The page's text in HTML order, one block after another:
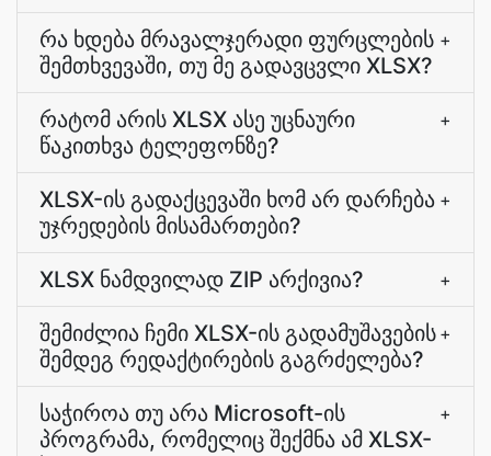
რა ხდება მრავალჯერადი ფურცლების
შემთხვევაში, თუ მე გადავცვლი XLSX?
+
რატომ არის XLSX ასე უცნაური
წაკითხვა ტელეფონზე?
+
XLSX-ის გადაქცევაში ხომ არ დარჩება
უჯრედების მისამართები?
+
XLSX ნამდვილად ZIP არქივია? +
შემიძლია ჩემი XLSX-ის გადამუშავების
შემდეგ რედაქტირების გაგრძელება?
+
საჭიროა თუ არა Microsoft-ის
პროგრამა, რომელიც შექმნა ამ XLSX-
+